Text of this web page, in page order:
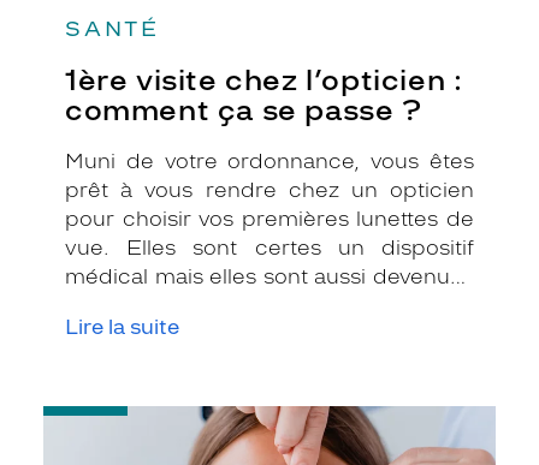
SANTÉ
1ère visite chez l’opticien :
comment ça se passe ?
Muni de votre ordonnance, vous êtes
prêt à vous rendre chez un opticien
pour choisir vos premières lunettes de
vue. Elles sont certes un dispositif
médical mais elles sont aussi devenues
lequel vous allez pouvoir vous faire
dans le Tarn-et-Garonne, de nous
expliquer comment se déroule une
Lire la suite
-